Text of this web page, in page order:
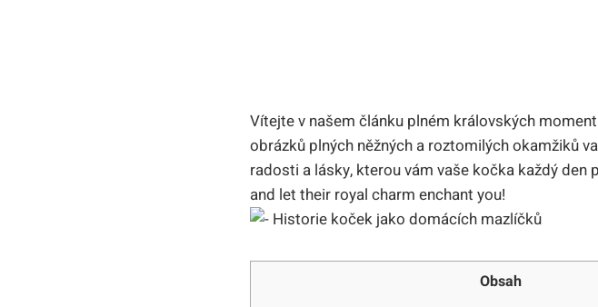
Vítejte v našem článku plném královských
obrázků plných něžných a roztomilých okamžiků
radosti a lásky, kterou vám vaše kočka každý
and let their royal charm enchant you!
Obsah